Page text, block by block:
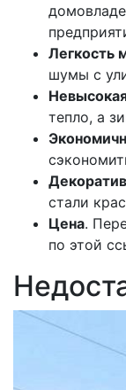
Легкость
шумы с
тепло, а
стали
Цена.
по этой